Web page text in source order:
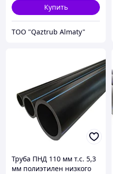
Купить
TOO "Qaztrub Almaty"
Труба ПНД 110 мм т.с. 5,3
мм полиэтилен низкого